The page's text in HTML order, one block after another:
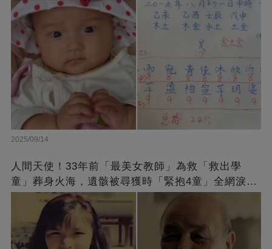
2025/09/14
人間天使！33年前「最美女教師」為救「救出學
童」葬身火海，遺骸被尋獲時「緊抱4童」全網淚
崩：真正的英雄不該被遺忘